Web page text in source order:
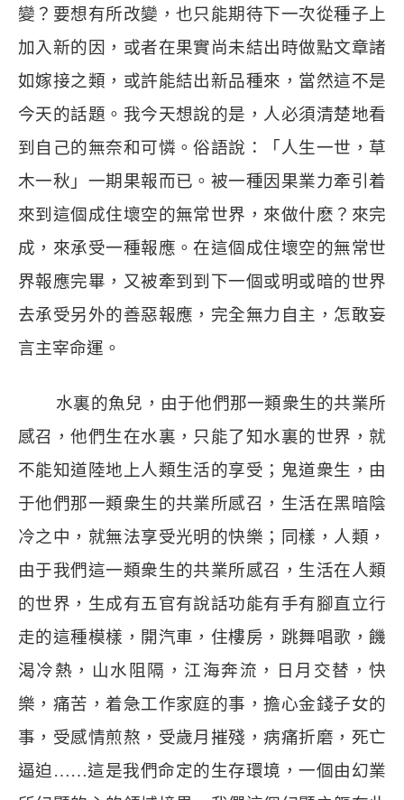
變？要想有所改變，也只能期待下一次從種子上
加入新的因，或者在果實尚未結出時做點文章諸
如嫁接之類，或許能結出新品種來，當然這不是
今天的話題。我今天想說的是，人必須清楚地看
到自己的無奈和可憐。俗語說：「人生一世，草
木一秋」一期果報而已。被一種因果業力牽引着
來到這個成住壞空的無常世界，來做什麽？來完
成，來承受一種報應。在這個成住壞空的無常世
界報應完畢，又被牽到到下一個或明或暗的世界
去承受另外的善惡報應，完全無力自主，怎敢妄
言主宰命運。
水裏的魚兒，由于他們那一類衆生的共業所
感召，他們生在水裏，只能了知水裏的世界，就
不能知道陸地上人類生活的享受；鬼道衆生，由
于他們那一類衆生的共業所感召，生活在黑暗陰
冷之中，就無法享受光明的快樂；同樣，人類，
由于我們這一類衆生的共業所感召，生活在人類
的世界，生成有五官有說話功能有手有腳直立行
走的這種模樣，開汽車，住樓房，跳舞唱歌，饑
渴冷熱，山水阻隔，江海奔流，日月交替，快
樂，痛苦，着急工作家庭的事，擔心金錢子女的
事，受感情煎熬，受歲月摧殘，病痛折磨，死亡
逼迫 ……這是我們命定的生存環境，一個由幻業